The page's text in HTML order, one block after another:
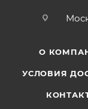
О
УСЛОВИЯ